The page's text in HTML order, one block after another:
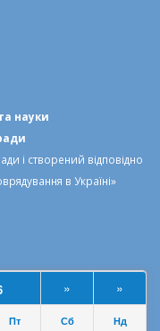
науки
і створений відповідно
в Україні»
» »
Пт Сб Нд